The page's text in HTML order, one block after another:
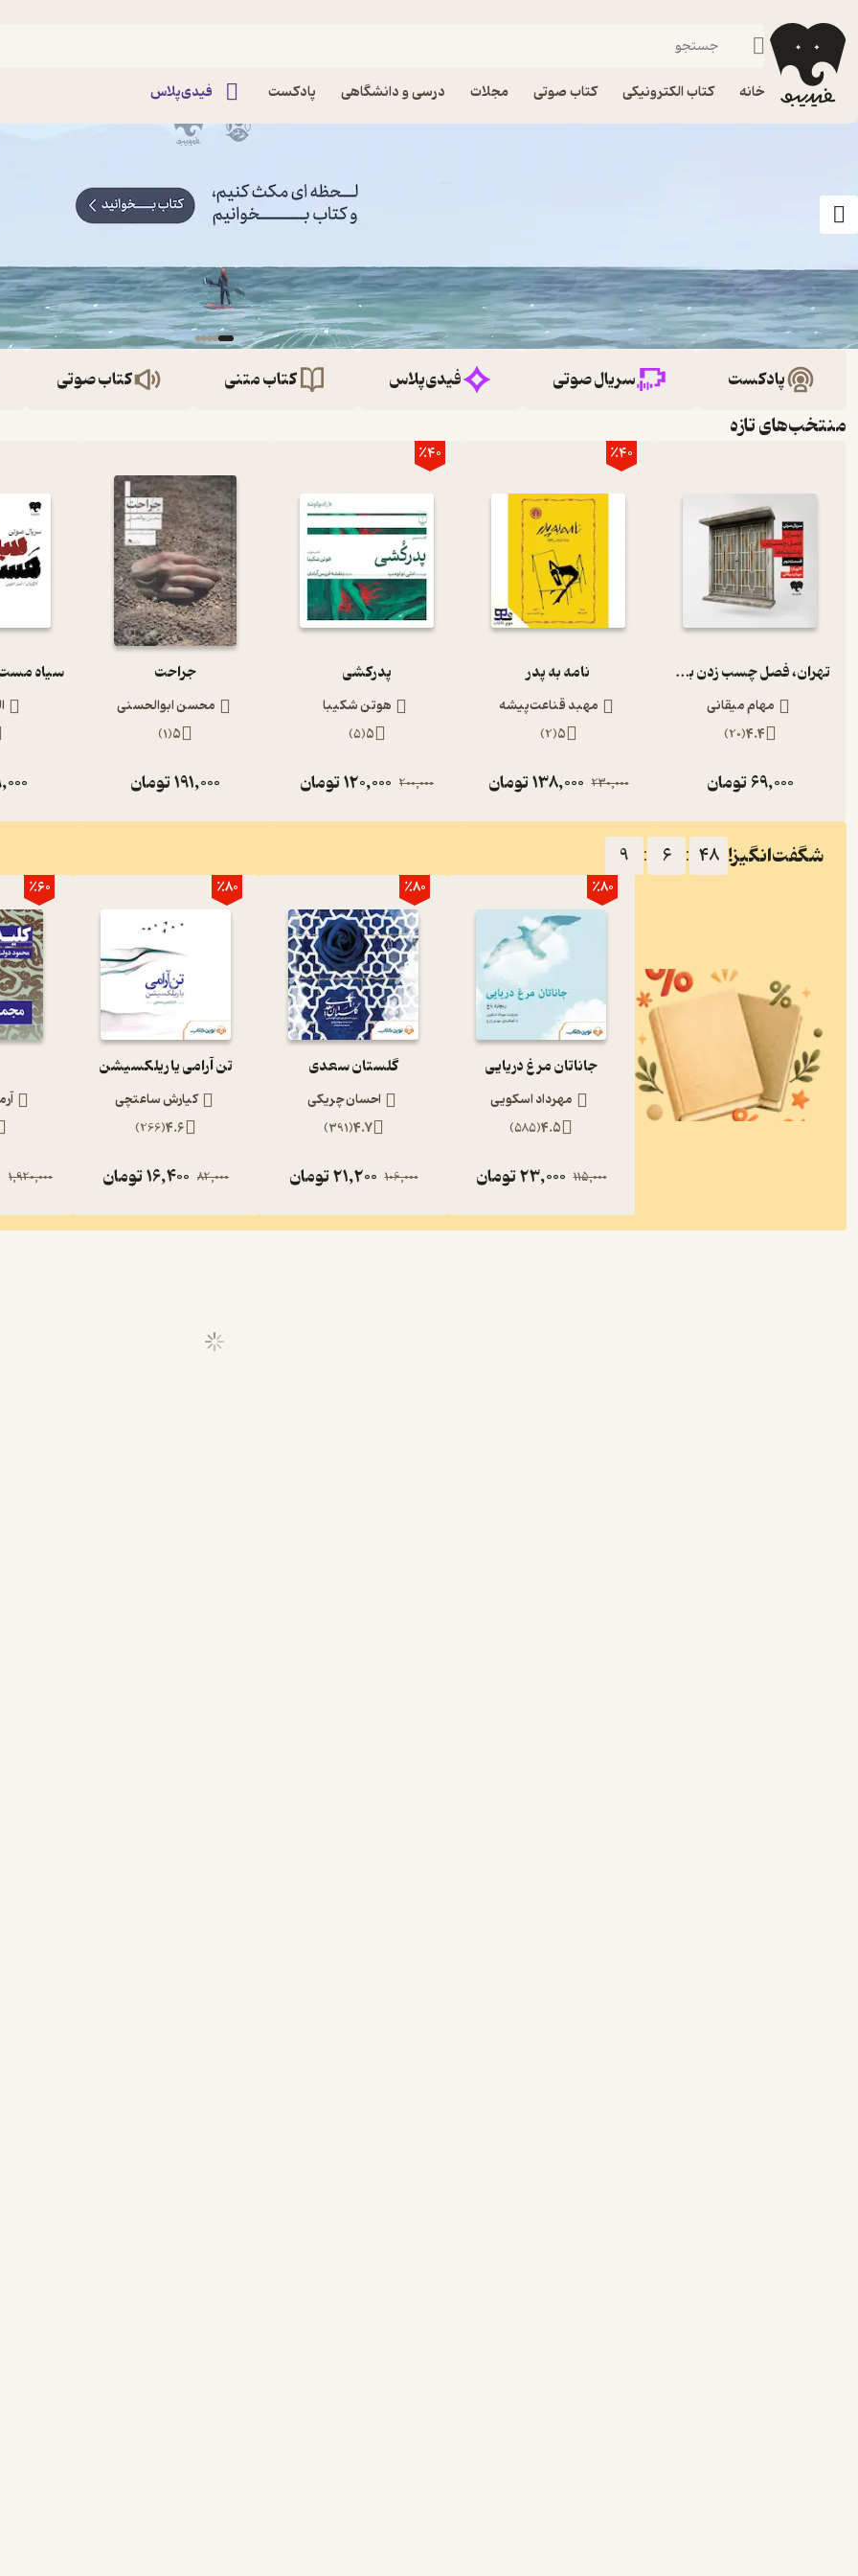
خانه کتاب الکترونیکی کتاب صوتی مجلات درسی و دانشگاهی پادکست فیدی‌پلاس
پادکست سریال صوتی فیدی‌پلاس کتاب متنی کتاب صوتی
منتخب‌های تازه
تهران، فصل چسب زدن به شیشه‌ها (قسمت دوم)
مهام میقانی
4.4
(
20
)
69,000تومان
٪40
نامه به پدر
مهبد قناعت‌پیشه
5
(
2
)
230,000
138,000تومان
٪40
پدرکشی
هوتن شکیبا
5
(
5
)
200,000
120,000تومان
جراحت
محسن ابوالحسنی
5
(
1
)
191,000تومان
شگفت‌انگیز! 48
:
6
:
9
٪80
جاناتان مرغ دریایی
مهرداد اسکویی
4.5
(
585
)
115,000
23,000تومان
٪80
گلستان سعدی
احسان چریکی
4.7
(
391
)
106,000
21,200تومان
٪80
تن آرامی یا ریلکسیشن
کیارش ساعتچی
4.6
(
266
)
82,000
16,400تومان
٪60
1,920,000